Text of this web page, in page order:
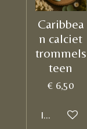
Caribbea
n calciet
trommels
teen
€ 6,50
In